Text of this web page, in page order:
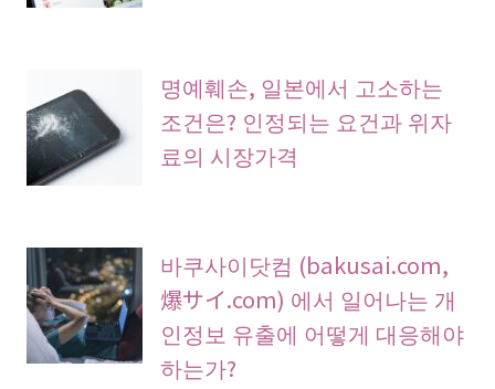
명예훼손, 일본에서 고소하는
조건은? 인정되는 요건과 위자
료의 시장가격
바쿠사이닷컴 (bakusai.com,
爆サイ.com) 에서 일어나는 개
인정보 유출에 어떻게 대응해야
하는가?